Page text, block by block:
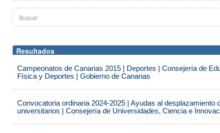
Resultados
Campeonatos de Canarias 2015 | Deportes | Consejería de
Física y Deportes | Gobierno de Canarias
Convocatoria ordinaria 2024-2025 | Ayudas al desplazamiento
universitarios | Consejería de Universidades, Ciencia e